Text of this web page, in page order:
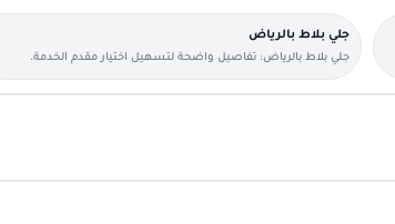
جلي بلاط بالرياض
جلي بلاط بالرياض: تفاصيل واضحة لتسهيل اختيار مقدم الخدمة.